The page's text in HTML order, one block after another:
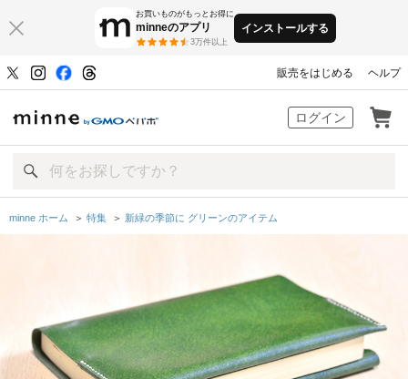
お買いものがもっとお得に
minneのアプリ
3万件以上
インストールする
販売をはじめる ヘルプ
ログイン
minne ホーム ＞ 特集 ＞ 新緑の季節に グリーンのアイテム